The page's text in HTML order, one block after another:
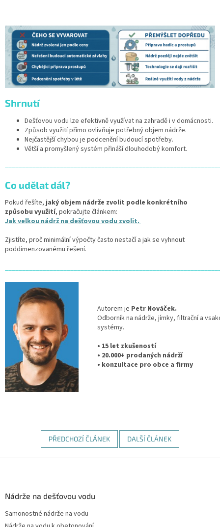
Shrnutí
Dešťovou vodu lze efektivně využívat na zahradě i v domácnosti.
Způsob využití přímo ovlivňuje potřebný objem nádrže.
Nejčastější chybou je podcenění budoucí spotřeby.
Větší a promyšlený systém přináší dlouhodobý komfort.
Co udělat dál?
Pokud řešíte,jaký objem nádrže zvolit podle konkrétního
způsobu využití, pokračujte článkem:
Jak velkou nádrž na dešťovou vodu zvolit.
Zjistíte, proč minimální výpočty často nestačí a jak se vyhnout
poddimenzovanému řešení.
Autorem je Petr Nováček.
Odborník na nádrže, jímky, filtrační a
systémy.
• 15 let zkušeností
• 20.000+ prodaných nádrží
• konzultace pro obce a firmy
PŘEDCHOZÍ ČLÁNEK DALŠÍ ČLÁNEK
Nádrže na dešťovou vodu
Samonostné nádrže na vodu